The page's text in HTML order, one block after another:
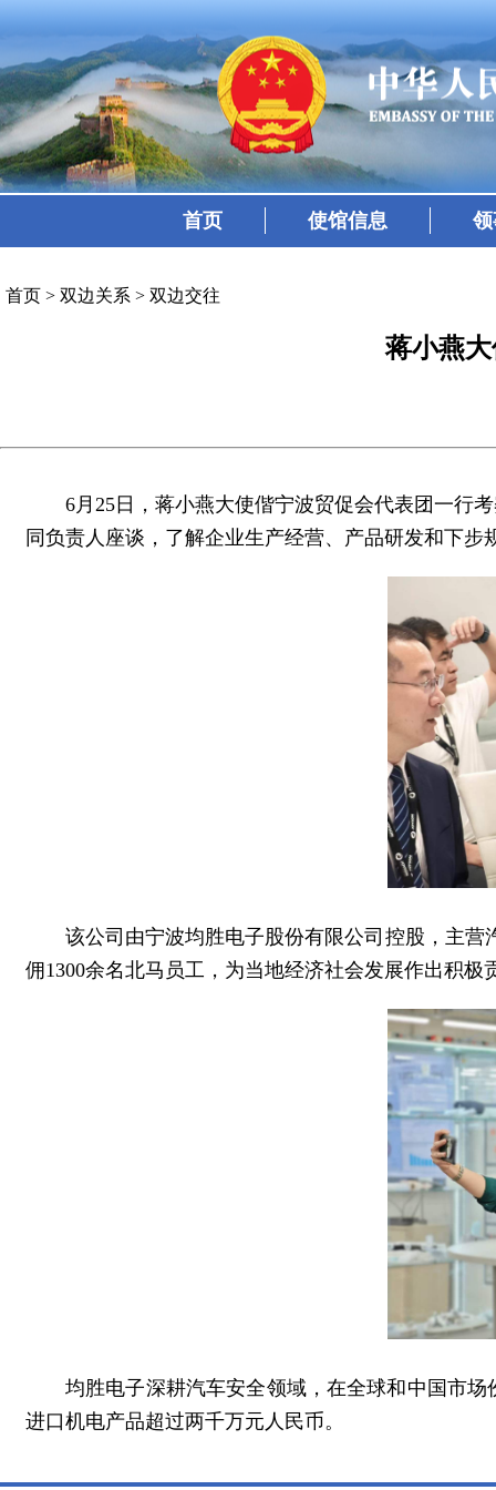
首页 使馆信息
首页 > 双边关系 > 双边交往
蒋小燕
6月25日，蒋小燕大使偕宁波贸促会代表团一行
同负责人座谈，了解企业生产经营、产品研发和下
该公司由宁波均胜电子股份有限公司控股，主
佣1300余名北马员工，为当地经济社会发展作出积极
均胜电子深耕汽车安全领域，在全球和中国市
进口机电产品超过两千万元人民币。